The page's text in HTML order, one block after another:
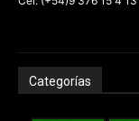
Categorías